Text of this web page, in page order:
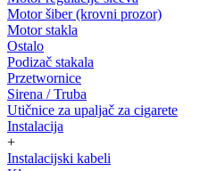
Motor šiber (krovni prozor)
Motor stakla
Ostalo
Podizač stakala
Przetwornice
Sirena / Truba
Utičnice za upaljač za cigarete
Instalacija
+
Instalacijski kabeli